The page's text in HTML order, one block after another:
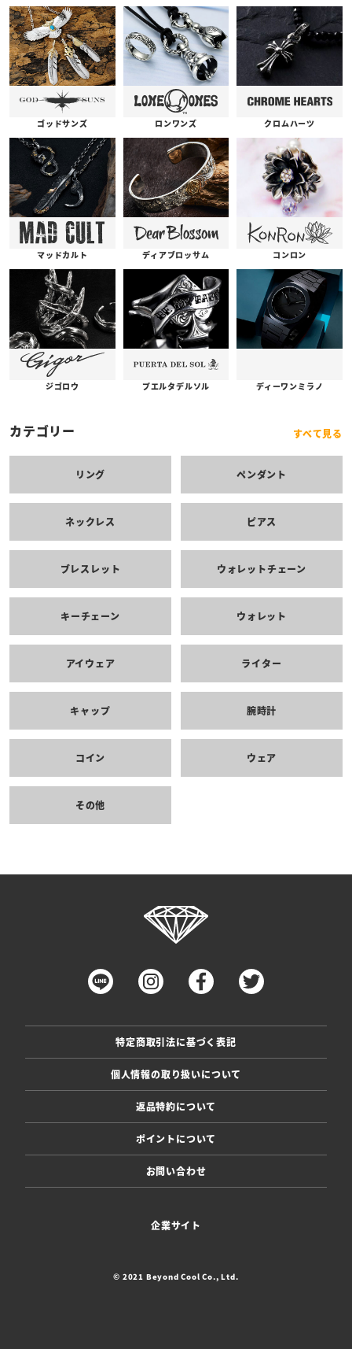
ゴッドサンズ ロンワンズ クロムハーツ
マッドカルト ディアブロッサム コンロン
ジゴロウ プエルタデルソル ディーワンミラノ
カテゴリー すべて見る
リング ペンダント
ネックレス ピアス
ブレスレット ウォレットチェーン
キーチェーン ウォレット
アイウェア ライター
キャップ 腕時計
コイン ウェア
その他
特定商取引法に基づく表記
個人情報の取り扱いについて
返品特約について
ポイントについて
お問い合わせ
企業サイト
© 2021 Beyond Cool Co., Ltd.